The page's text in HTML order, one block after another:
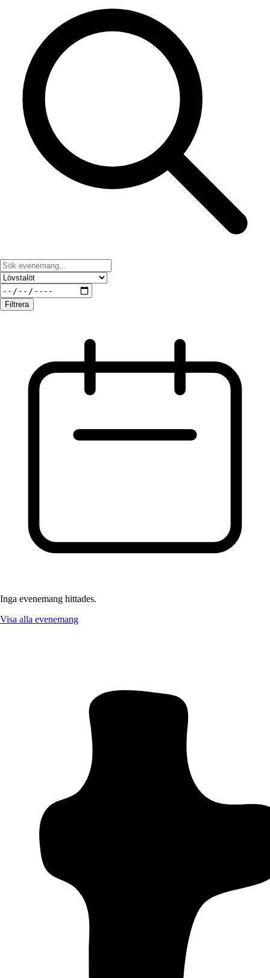
Filtrera
Inga evenemang hittades.
Visa alla evenemang